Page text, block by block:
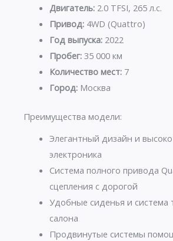
Двигатель:2.0 TFSI, 265 л.с.
Привод:4WD (Quattro)
Год выпуска:2022
Пробег:35 000 км
Количество мест:7
Город:Москва
Преимущества модели:
Элегантный дизайн и
электроника
Система полного привода
сцепления с дорогой
Удобные сиденья и система
салона
Продвинутые системы